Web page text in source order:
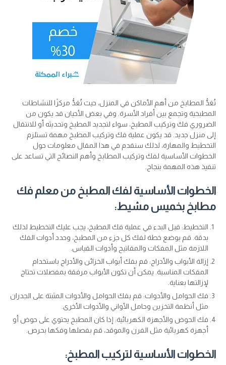
تُعَدُّ المطابخ من أهم الأماكن في المنزل، حيث تُعَدُّ مركزًا للنشاطات
المطبخية وتجمع بين أفراد الأسرة. وفي بعض الأحيان قد يكون من
الضروري فك وتركيب المطبخ، سواء لتجديد المطبخ وتحديثه أو للانتقال
إلى منزل جديد. قد يكون عملية فك وتركيب المطبخ مهمة تستلزم
التخطيط والمهارة، لذلك سنقدم في هذا المقال معلومات حول
الخطوات الأساسية لفك وتركيب المطابخ وأهم النصائح التي تساعد على
تنفيذ هذه المهمة بنجاح.
الخطوات الأساسية لفك المطبخ من معلم فك
مطابخ بخميس مشيط:
التخطيط: قبل البدء في عملية فك المطبخ، يجب عليك التخطيط لذلك
بدقة. قم بوضع خطة لفك كل جزء من المطبخ، وحدد أدوات الفك
اللازمة مثل المفكات والمفاتيح وأدوات القياس.
إزالة الأبواب والأدراج: قم بفك أبواب الخزائن والأدراج باستخدام
المفكات المناسبة. يمكن أن تكون الأبواب مرفقة بمفصلات تحتاج
لإزالتها بعناية.
فك الحوامل والأدوات: قم بفك الحوامل والأدوات المثبتة على الجدران
مثل أنظمة التخزين وحامل الأواني والأدوات الأخرى.
فك الحوض والأجهزة الكهربائية: إذا كان المطبخ يحتوي على حوض أو
أجهزة كهربائية مثل الفرن والموقد، قم بفصلها وفكها بحرص.
الخطوات الأساسية لتركيب المطبخ: